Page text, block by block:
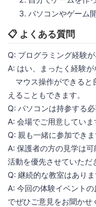
パソコンやゲーム
📋 よくある質問
Q: プログラミング経験
A: はい、まったく経験が
マウス操作ができると
えることもできます。
Q: パソコンは持参する
A: 会場でご用意していま
Q: 親も一緒に参加できま
A: 保護者の方の見学は
活動を優先させていただ
Q: 継続的な教室はありま
A: 今回の体験イベント
でぜひご意見をお聞かせ